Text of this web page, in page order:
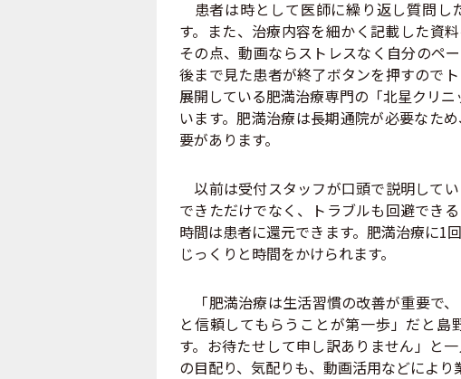
患者は時として医師に繰り返し質問し
す。また、治療内容を細かく記載した資
その点、動画ならストレスなく自分のペ
後まで見た患者が終了ボタンを押すので
展開している肥満治療専門の「北星クリ
います。肥満治療は長期通院が必要なた
要があります。
以前は受付スタッフが口頭で説明して
できただけでなく、トラブルも回避でき
時間は患者に還元できます。肥満治療に1
じっくりと時間をかけられます。
「肥満治療は生活習慣の改善が重要で
と信頼してもらうことが第一歩」だと
す。お待たせして申し訳ありません」と
の目配り、気配りも、動画活用などにより